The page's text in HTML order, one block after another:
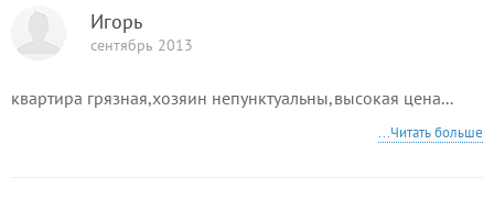
Игорь
сентябрь 2013
квартира грязная,хозяин непунктуальны,высокая цена...
...Читать больше